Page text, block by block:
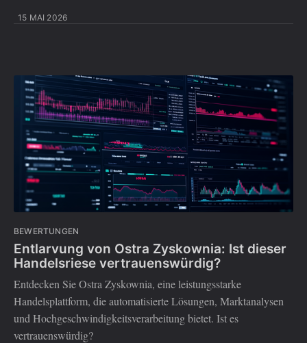
15 MAI 2026
BEWERTUNGEN
Entlarvung von Ostra Zyskownia: Ist dieser
Handelsriese vertrauenswürdig?
Entdecken Sie Ostra Zyskownia, eine leistungsstarke
Handelsplattform, die automatisierte Lösungen, Marktanalysen
und Hochgeschwindigkeitsverarbeitung bietet. Ist es
vertrauenswürdig?